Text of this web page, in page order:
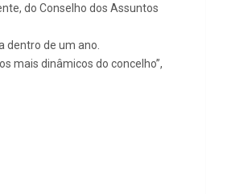
do Conselho dos Assuntos
dentro de um ano.
mais dinâmicos do concelho”,